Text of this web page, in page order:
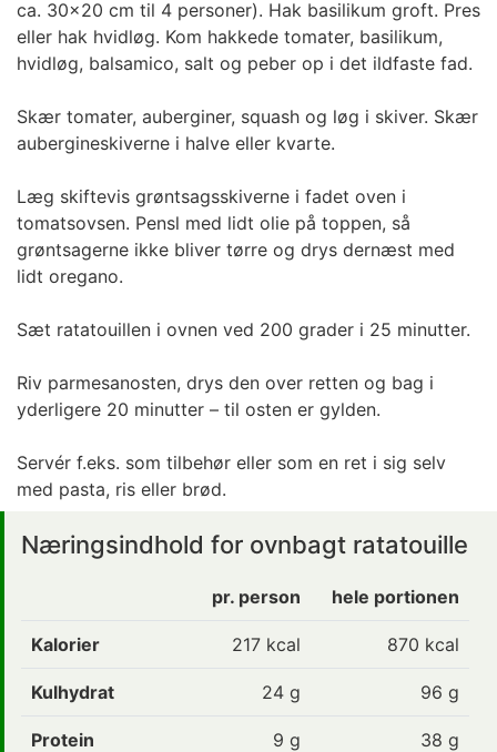
ca. 30x20 cm til 4 personer). Hak basilikum groft. Pres
eller hak hvidløg. Kom hakkede tomater, basilikum,
hvidløg, balsamico, salt og peber op i det ildfaste fad.
Skær tomater, auberginer, squash og løg i skiver. Skær
aubergineskiverne i halve eller kvarte.
Læg skiftevis grøntsagsskiverne i fadet oven i
tomatsovsen. Pensl med lidt olie på toppen, så
grøntsagerne ikke bliver tørre og drys dernæst med
lidt oregano.
Sæt ratatouillen i ovnen ved 200 grader i 25 minutter.
Riv parmesanosten, drys den over retten og bag i
yderligere 20 minutter – til osten er gylden.
Servér f.eks. som tilbehør eller som en ret i sig selv
med pasta, ris eller brød.
Næringsindhold for ovnbagt ratatouille
pr. person hele portionen
Kalorier 217 kcal 870 kcal
Kulhydrat 24 g 96 g
Protein 9 g 38 g